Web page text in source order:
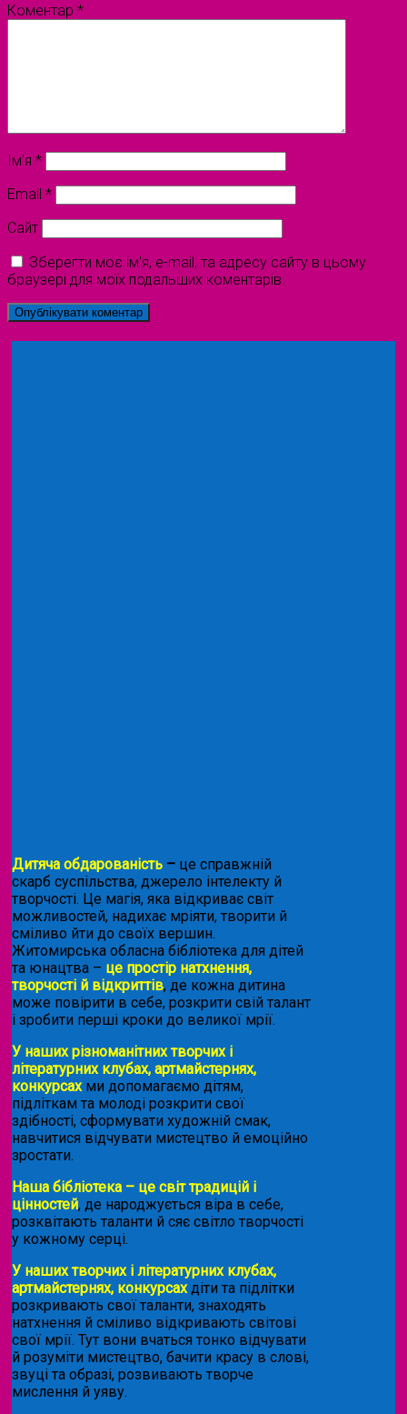
Коментар *
Ім'я *
Email *
Сайт
Зберегти моє ім'я, e-mail, та адресу сайту в цьому
браузері для моїх подальших коментарів.
Дитяча обдарованість – це справжній
скарб суспільства, джерело інтелекту й
творчості. Це магія, яка відкриває світ
можливостей, надихає мріяти, творити й
сміливо йти до своїх вершин.
Житомирська обласна бібліотека для дітей
та юнацтва – це простір натхнення,
творчості й відкриттів, де кожна дитина
може повірити в себе, розкрити свій талант
і зробити перші кроки до великої мрії.
У наших різноманітних творчих і
літературних клубах, артмайстернях,
конкурсахми допомагаємо дітям,
підліткам та молоді розкрити свої
здібності, сформувати художній смак,
навчитися відчувати мистецтво й емоційно
зростати.
Наша бібліотека – це світ традицій і
цінностей, де народжується віра в себе,
розквітають таланти й сяє світло творчості
у кожному серці.
У наших творчих і літературних клубах,
артмайстернях, конкурсахдіти та підлітки
розкривають свої таланти, знаходять
натхнення й сміливо відкривають світові
свої мрії. Тут вони вчаться тонко відчувати
й розуміти мистецтво, бачити красу в слові,
звуці та образі, розвивають творче
мислення й уяву.